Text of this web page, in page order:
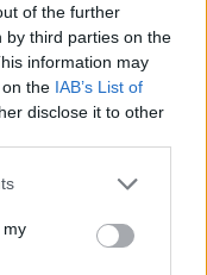
of the further
by third parties on the
information may
the IAB’s List of
disclose it to other
or more Google
You may click to
third-party tags to
my
és toalett
POSZT
kell tenni, ha